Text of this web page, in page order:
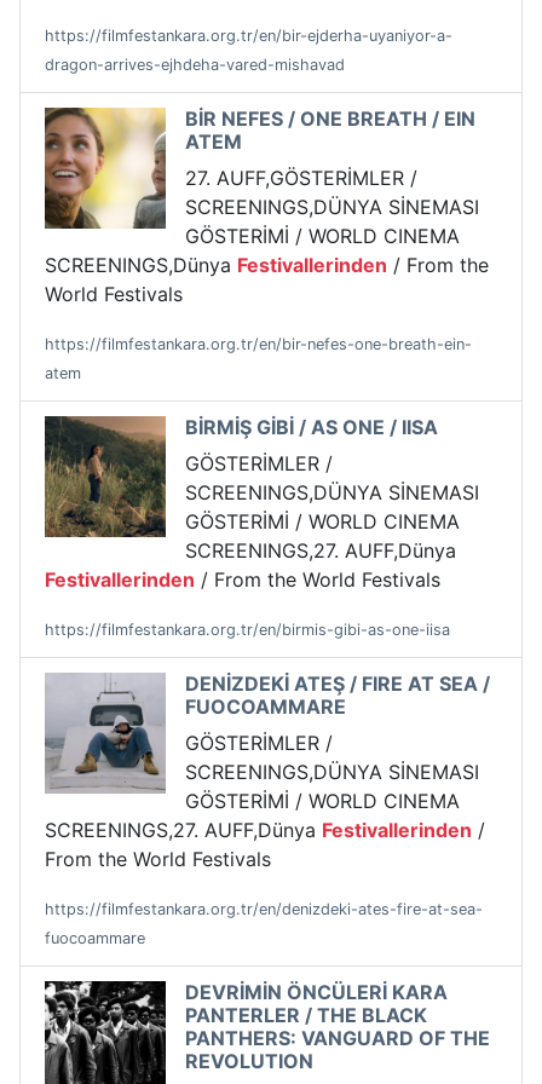
https://filmfestankara.org.tr/en/bir-ejderha-uyaniyor-a-
dragon-arrives-ejhdeha-vared-mishavad
BİR NEFES / ONE BREATH / EIN
ATEM
27. AUFF,GÖSTERİMLER /
SCREENINGS,DÜNYA SİNEMASI
GÖSTERİMİ / WORLD CINEMA
SCREENINGS,Dünya Festivallerinden / From the
World Festivals
https://filmfestankara.org.tr/en/bir-nefes-one-breath-ein-
atem
BİRMİŞ GİBİ / AS ONE / IISA
GÖSTERİMLER /
SCREENINGS,DÜNYA SİNEMASI
GÖSTERİMİ / WORLD CINEMA
SCREENINGS,27. AUFF,Dünya
Festivallerinden / From the World Festivals
https://filmfestankara.org.tr/en/birmis-gibi-as-one-iisa
DENİZDEKİ ATEŞ / FIRE AT SEA /
FUOCOAMMARE
GÖSTERİMLER /
SCREENINGS,DÜNYA SİNEMASI
GÖSTERİMİ / WORLD CINEMA
SCREENINGS,27. AUFF,Dünya Festivallerinden /
From the World Festivals
https://filmfestankara.org.tr/en/denizdeki-ates-fire-at-sea-
fuocoammare
DEVRİMİN ÖNCÜLERİ KARA
PANTERLER / THE BLACK
PANTHERS: VANGUARD OF THE
REVOLUTION